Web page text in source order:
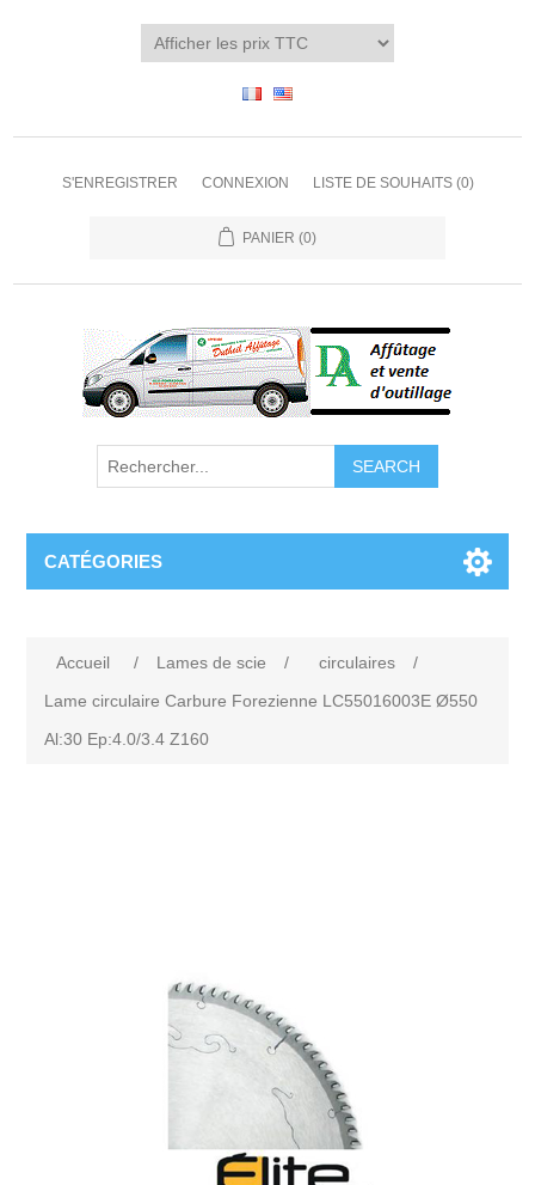
S'ENREGISTRER CONNEXION LISTE DE SOUHAITS (0)
PANIER (0)
CATÉGORIES
Accueil / Lames de scie / circulaires
/
Lame circulaire Carbure Forezienne LC55016003E Ø550
Al:30 Ep:4.0/3.4 Z160